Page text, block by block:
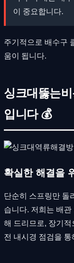
이 중요합니다.
주기적으로 배수구
움이 됩니다.
싱크대뚫는
입니다 💰
확실한 해결을
단순히 스프링만 돌
습니다. 저희는 배관
해 드리므로, 장기
전 내시경 점검을